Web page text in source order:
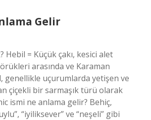
Gelir
Hebil = Küçük çakı, kesici alet
arasında ve Karaman
genellikle uçurumlarda yetişen ve
çiçekli bir sarmaşık türü olarak
ismi ne anlama gelir? Behiç,
“iyiliksever” ve “neşeli” gibi